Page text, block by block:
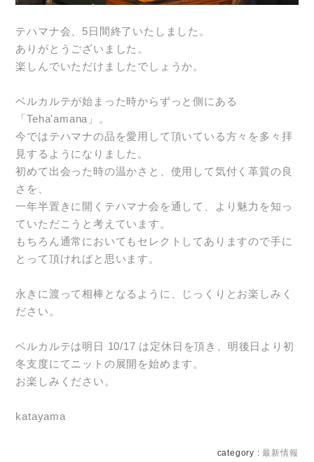
テハマナ会、5日間終了いたしました。
ありがとうございました。
楽しんでいただけましたでしょうか。
ベルカルテが始まった時からずっと側にある
「Teha'amana」。
今ではテハマナの品を愛用して頂いている方々を多々拝
見するようになりました。
初めて出会った時の温かさと、使用して気付く革質の良
さを、
一年半置きに開くテハマナ会を通して、より魅力を知っ
ていただこうと考えています。
もちろん通常においてもセレクトしてありますので手に
とって頂ければと思います。
永きに渡って相棒となるように、じっくりとお楽しみく
ださい。
ベルカルテは明日 10/17 は定休日を頂き、明後日より初
冬支度にてニットの展開を始めます。
お楽しみください。
katayama
category :最新情報